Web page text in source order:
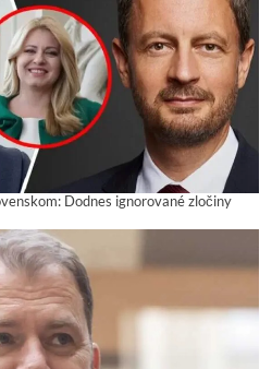
Dodnes ignorované zločiny